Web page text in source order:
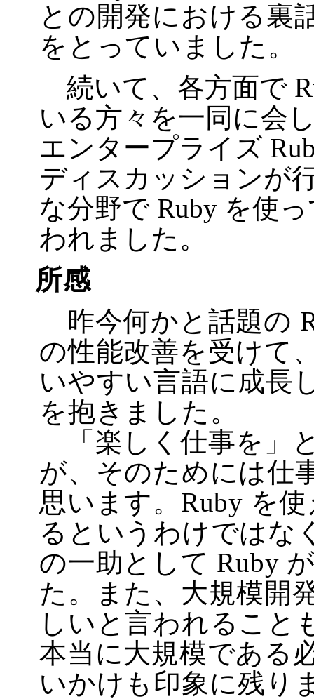
との開発における裏
をとっていました。
続いて、各方面で
いる方々を一同に会
エンタープライズ
ディスカッションが
な分野で Ruby を使
われました。
所感
昨今何かと話題の
の性能改善を受けて
いやすい言語に成長
を抱きました。
「楽しく仕事を」
が、そのためには仕
思います。Ruby を
るというわけではな
の一助として Ruby
た。また、大規模開
しいと言われること
本当に大規模である
いかけも印象に残り